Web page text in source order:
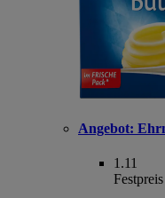
Angebot:
1.11